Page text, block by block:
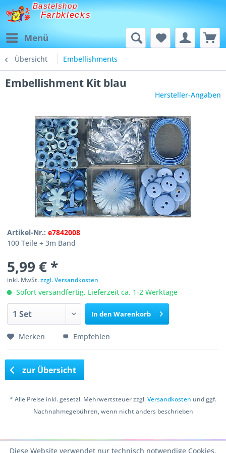
Bastelshop
Farbklecks
Menü
Übersicht Embellishments
Embellishment Kit blau
Hersteller-Angaben
Artikel-Nr.:e7842008
100 Teile + 3m Band
5,99 € *
inkl. MwSt.zzgl. Versandkosten
Sofort versandfertig, Lieferzeit ca. 1-2 Werktage
In den Warenkorb
Merken Empfehlen
zur Übersicht
* Alle Preise inkl. gesetzl. Mehrwertsteuer zzgl.Versandkosten und ggf.
Nachnahmegebühren, wenn nicht anders beschrieben
Diese Website verwendet nur technisch notwendige Cookies.